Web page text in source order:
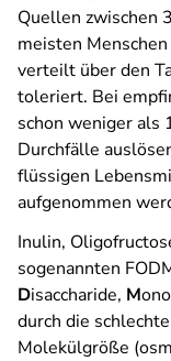
Quellen zwischen
meisten
verteilt über den
toleriert. Bei
schon weniger als
Durchfälle
flüssigen
aufgenommen
Inulin,
sogenannten
Disaccharide, M
durch die
Molekülgröße